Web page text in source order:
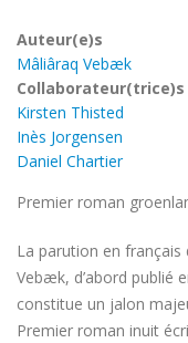
Auteur(e)s
Mâliâraq Vebæk
Collaborateur(trice)s
Kirsten Thisted
Inès Jorgensen
Daniel Chartier
Premier roman
La parution en français
Vebæk, d’abord publié
constitue un jalon
Premier roman inuit